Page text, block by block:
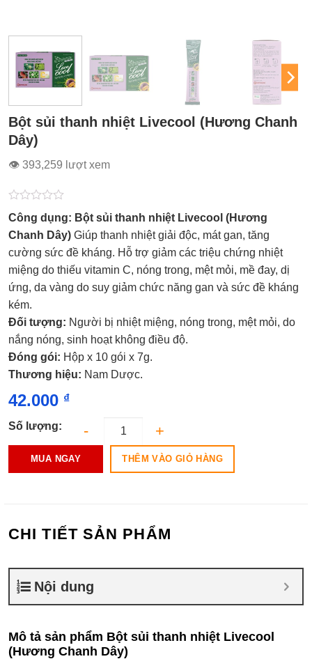
Bột sủi thanh nhiệt Livecool (Hương Chanh
Dây)
👁 393,259 lượt xem
Được
xếp
hạng
0.0
5
sao
Công dụng: Bột sủi thanh nhiệt Livecool (Hương
Chanh Dây) Giúp thanh nhiệt giải độc, mát gan, tăng
cường sức đề kháng. Hỗ trợ giảm các triệu chứng nhiệt
miệng do thiếu vitamin C, nóng trong, mệt mỏi, mề đay, dị
ứng, da vàng do suy giảm chức năng gan và sức đề kháng
kém.
Đối tượng: Người bị nhiệt miệng, nóng trong, mệt mỏi, do
nắng nóng, sinh hoạt không điều độ.
Đóng gói: Hộp x 10 gói x 7g.
Thương hiệu: Nam Dược.
42.000 ₫
Số lượng:
MUA NGAY THÊM VÀO GIỎ HÀNG
CHI TIẾT SẢN PHẨM
Nội dung
Mô tả sản phẩm Bột sủi thanh nhiệt Livecool
(Hương Chanh Dây)